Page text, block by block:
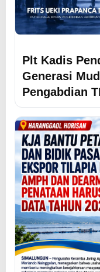
Plt Kadis
Generasi
Pengabdian